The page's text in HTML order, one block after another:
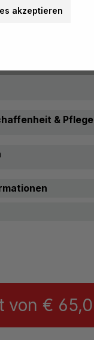
& Pflege
von €
akzeptieren